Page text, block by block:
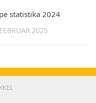
statistika 2024
2025